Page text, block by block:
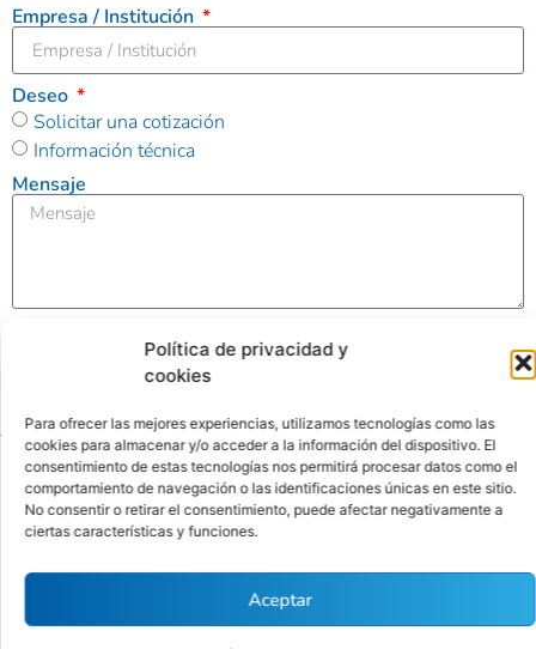
Política de privacidad y
cookies
Para ofrecer las mejores experiencias, utilizamos tecnologías como las
cookies para almacenar y/o acceder a la información del dispositivo. El
consentimiento de estas tecnologías nos permitirá procesar datos como el
comportamiento de navegación o las identificaciones únicas en este sitio.
No consentir o retirar el consentimiento, puede afectar negativamente a
ciertas características y funciones.
Aceptar
Empresa / Institución
Deseo
Solicitar una cotización
Información técnica
Mensaje
Enviar
Ubicación
Calle
Piso Int.
Contacto
(01) 346